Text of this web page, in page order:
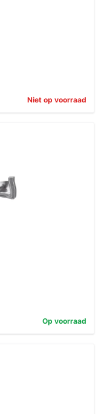
Niet op voorraad
Op voorraad